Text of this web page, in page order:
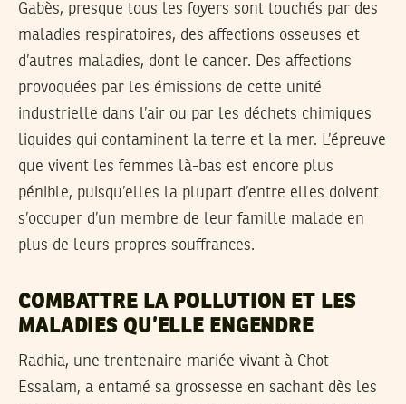
Gabès, presque tous les foyers sont touchés par des
maladies respiratoires, des affections osseuses et
d’autres maladies, dont le cancer. Des affections
provoquées par les émissions de cette unité
industrielle dans l’air ou par les déchets chimiques
liquides qui contaminent la terre et la mer. L’épreuve
que vivent les femmes là-bas est encore plus
pénible, puisqu’elles la plupart d’entre elles doivent
s’occuper d’un membre de leur famille malade en
plus de leurs propres souffrances.
COMBATTRE LA POLLUTION ET LES
MALADIES QU’ELLE ENGENDRE
Radhia, une trentenaire mariée vivant à Chot
Essalam, a entamé sa grossesse en sachant dès les